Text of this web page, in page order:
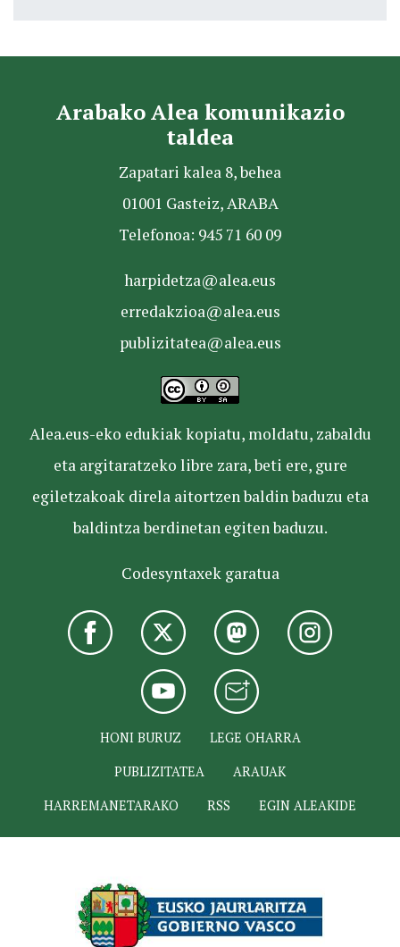
Arabako Alea komunikazio
taldea
Zapatari kalea 8, behea
01001 Gasteiz, ARABA
Telefonoa: 945 71 60 09
harpidetza@alea.eus
erredakzioa@alea.eus
publizitatea@alea.eus
Alea.eus-eko edukiak kopiatu, moldatu, zabaldu
eta argitaratzeko libre zara, beti ere, gure
egiletzakoak direla aitortzen baldin baduzu eta
baldintza berdinetan egiten baduzu.
Codesyntaxek garatua
HONI BURUZ
LEGE OHARRA
PUBLIZITATEA
ARAUAK
HARREMANETARAKO
RSS EGIN ALEAKIDE